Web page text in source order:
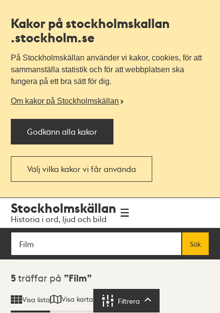
Kakor på stockholmskallan
.stockholm.se
På Stockholmskällan använder vi kakor, cookies, för att
sammanställa statistik och för att webbplatsen ska
fungera på ett bra sätt för dig.
Om kakor på Stockholmskällan
Godkänn alla kakor
Välj vilka kakor vi får använda
navigationen
huvudinnehållet
Stockholmskällan
Historia i ord, ljud och bild
Sök
Sök
Sökresultat
5 träffar på Film
Visa lista Visa karta Filtrera